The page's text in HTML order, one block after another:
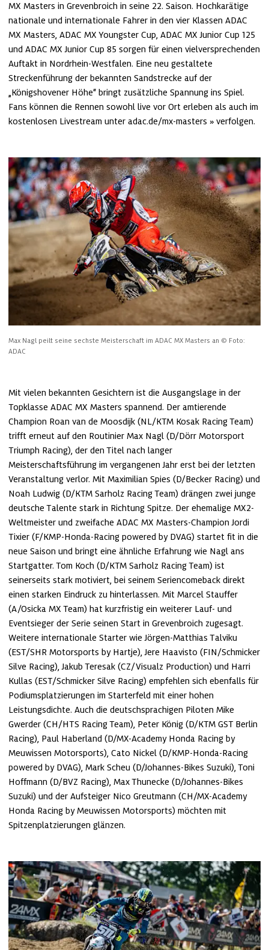
MX Masters in Grevenbroich in seine 22. Saison. Hochkarätige
nationale und internationale Fahrer in den vier Klassen ADAC
MX Masters, ADAC MX Youngster Cup, ADAC MX Junior Cup 125
und ADAC MX Junior Cup 85 sorgen für einen vielversprechenden
Auftakt in Nordrhein-Westfalen. Eine neu gestaltete
Streckenführung der bekannten Sandstrecke auf der
„Königshovener Höhe“ bringt zusätzliche Spannung ins Spiel.
Fans können die Rennen sowohl live vor Ort erleben als auch im
kostenlosen Livestream unter adac.de/mx-masters verfolgen.
Max Nagl peilt seine sechste Meisterschaft im ADAC MX Masters an © Foto:
ADAC
Mit vielen bekannten Gesichtern ist die Ausgangslage in der
Topklasse ADAC MX Masters spannend. Der amtierende
Champion Roan van de Moosdijk (NL/KTM Kosak Racing Team)
trifft erneut auf den Routinier Max Nagl (D/Dörr Motorsport
Triumph Racing), der den Titel nach langer
Meisterschaftsführung im vergangenen Jahr erst bei der letzten
Veranstaltung verlor. Mit Maximilian Spies (D/Becker Racing) und
Noah Ludwig (D/KTM Sarholz Racing Team) drängen zwei junge
deutsche Talente stark in Richtung Spitze. Der ehemalige MX2-
Weltmeister und zweifache ADAC MX Masters-Champion Jordi
Tixier (F/KMP-Honda-Racing powered by DVAG) startet fit in die
neue Saison und bringt eine ähnliche Erfahrung wie Nagl ans
Startgatter. Tom Koch (D/KTM Sarholz Racing Team) ist
seinerseits stark motiviert, bei seinem Seriencomeback direkt
einen starken Eindruck zu hinterlassen. Mit Marcel Stauffer
(A/Osicka MX Team) hat kurzfristig ein weiterer Lauf- und
Eventsieger der Serie seinen Start in Grevenbroich zugesagt.
Weitere internationale Starter wie Jörgen-Matthias Talviku
(EST/SHR Motorsports by Hartje), Jere Haavisto (FIN/Schmicker
Silve Racing), Jakub Teresak (CZ/Visualz Production) und Harri
Kullas (EST/Schmicker Silve Racing) empfehlen sich ebenfalls für
Podiumsplatzierungen im Starterfeld mit einer hohen
Leistungsdichte. Auch die deutschsprachigen Piloten Mike
Gwerder (CH/HTS Racing Team), Peter König (D/KTM GST Berlin
Racing), Paul Haberland (D/MX-Academy Honda Racing by
Meuwissen Motorsports), Cato Nickel (D/KMP-Honda-Racing
powered by DVAG), Mark Scheu (D/Johannes-Bikes Suzuki), Toni
Hoffmann (D/BVZ Racing), Max Thunecke (D/Johannes-Bikes
Suzuki) und der Aufsteiger Nico Greutmann (CH/MX-Academy
Honda Racing by Meuwissen Motorsports) möchten mit
Spitzenplatzierungen glänzen.